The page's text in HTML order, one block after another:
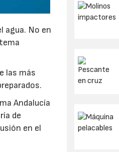
agua. No en
las más
Andalucía
de
en el